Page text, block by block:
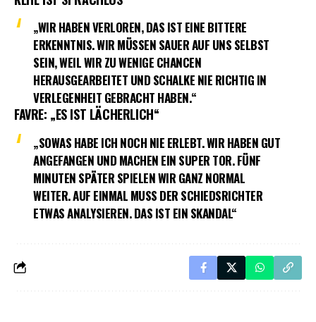
„WIR HABEN VERLOREN, DAS IST EINE BITTERE
ERKENNTNIS. WIR MÜSSEN SAUER AUF UNS SELBST
SEIN, WEIL WIR ZU WENIGE CHANCEN
HERAUSGEARBEITET UND SCHALKE NIE RICHTIG IN
VERLEGENHEIT GEBRACHT HABEN.“
FAVRE: „ES IST LÄCHERLICH“
„SOWAS HABE ICH NOCH NIE ERLEBT. WIR HABEN GUT
ANGEFANGEN UND MACHEN EIN SUPER TOR. FÜNF
MINUTEN SPÄTER SPIELEN WIR GANZ NORMAL
WEITER. AUF EINMAL MUSS DER SCHIEDSRICHTER
ETWAS ANALYSIEREN. DAS IST EIN SKANDAL“